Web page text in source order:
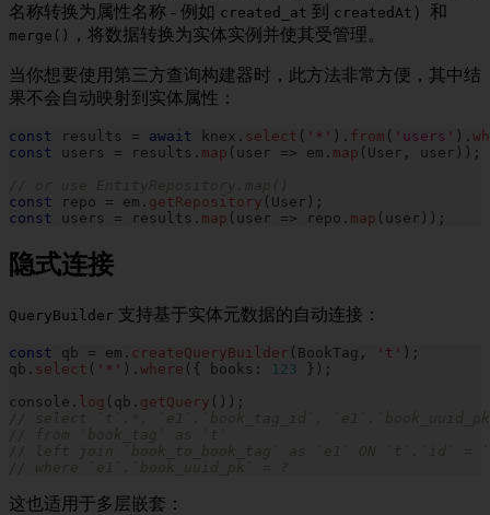
名称转换为属性名称 - 例如 created_at 到 createdAt ）和
merge() ，将数据转换为实体实例并使其受管理。
当你想要使用第三方查询构建器时，此方法非常方便，其中结
果不会自动映射到实体属性：
const results = await knex . select ( '*' ) . from ( 'users' ) .
const users = results . map ( user => em . map ( User , user ) ) ;
const repo = em . getRepository ( User ) ;
const users = results . map ( user => repo . map ( user ) ) ;
隐式连接
QueryBuilder 支持基于实体元数据的自动连接：
const qb = em . createQueryBuilder ( BookTag , 't' ) ;
qb . select ( '*' ) . where ( { books : 123 } ) ;
console . log ( qb . getQuery ( ) ) ;
// select `t`.*, `e1`.`book_tag_id`,
这也适用于多层嵌套：